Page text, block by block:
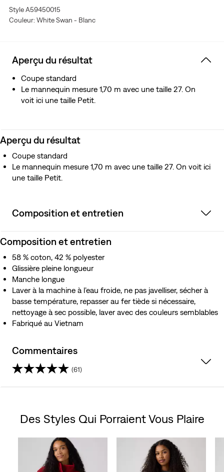
Style A59450015
Couleur: White Swan - Blanc
Aperçu du résultat
Coupe standard
Le mannequin mesure 1,70 m avec une taille 27. On
voit ici une taille Petit.
Aperçu du résultat
Coupe standard
Le mannequin mesure 1,70 m avec une taille 27. On voit ici
une taille Petit.
Composition et entretien
Composition et entretien
58 % coton, 42 % polyester
Glissière pleine longueur
Manche longue
Laver à la machine à l’eau froide, ne pas javelliser, sécher à
basse température, repasser au fer tiède si nécessaire,
nettoyage à sec possible, laver avec des couleurs semblables
Fabriqué au Vietnam
Commentaires
(61)
sur
5.
Des Styles Qui Porraient Vous Plaire